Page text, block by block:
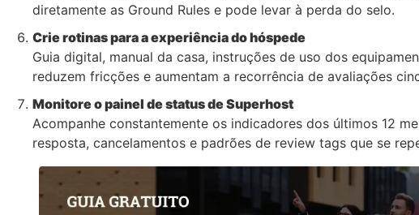
diretamente as Ground Rules e pode levar à perda do selo.
Crie rotinas para a experiência do hóspede
Guia digital, manual da casa, instruções de uso dos
reduzem fricções e aumentam a recorrência de avaliações
Monitore o painel de status de Superhost
Acompanhe constantemente os indicadores dos últimos 12
resposta, cancelamentos e padrões de review tags que se